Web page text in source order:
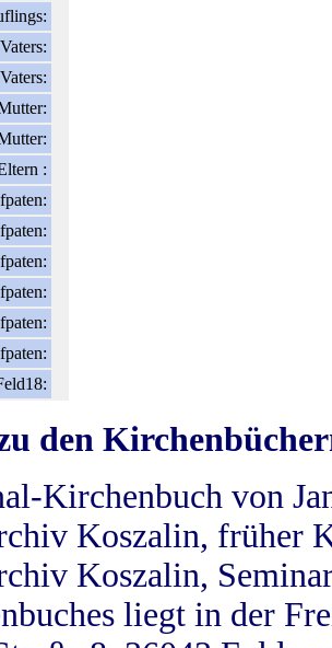
:
den
Kirchenbuch von
Koszalin, früher
Koszalin,
liegt in der